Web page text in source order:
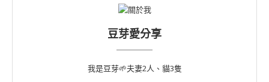
豆芽愛分享
我是豆芽🌱夫妻2人、貓3隻